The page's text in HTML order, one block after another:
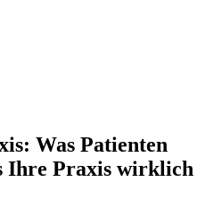
Was Patienten
Ihre Praxis wirklich